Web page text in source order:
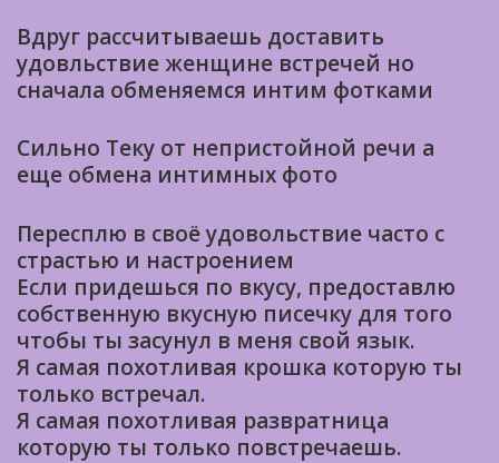
Вдруг рассчитываешь доставить
удовльствие женщине встречей но
сначала обменяемся интим фотками
Сильно Теку от непристойной речи а
еще обмена интимных фото
Пересплю в своё удовольствие часто с
страстью и настроением
Если придешься по вкусу, предоставлю
собственную вкусную писечку для того
чтобы ты засунул в меня свой язык.
Я самая похотливая крошка которую ты
только встречал.
Я самая похотливая развратница
которую ты только повстречаешь.